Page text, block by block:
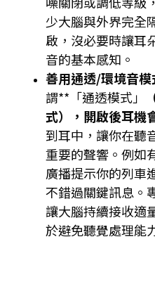
少大腦與外界完全
啟，沒必要時讓耳
音的基本感知。
善用通透/環境音模
謂**「通透模式」
式），開啟後耳機
到耳中，讓你在聽
重要的聲響。例如
廣播提示你的列車
不錯過關鍵訊息。
讓大腦持續接收適
於避免聽覺處理能